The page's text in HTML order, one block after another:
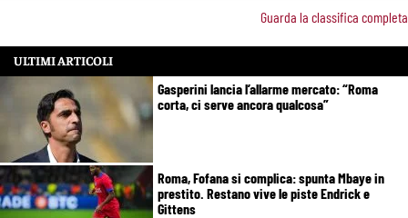
Guarda la classifica completa
ULTIMI ARTICOLI
Gasperini lancia l’allarme mercato: “Roma
corta, ci serve ancora qualcosa”
Roma, Fofana si complica: spunta Mbaye in
prestito. Restano vive le piste Endrick e
Gittens